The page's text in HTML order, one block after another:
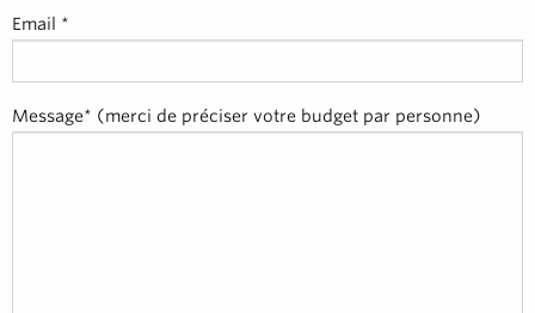
Email *
Message* (merci de préciser votre budget par personne)